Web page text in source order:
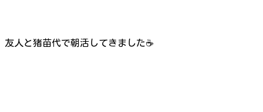
友人と猪苗代で朝活してきました☕